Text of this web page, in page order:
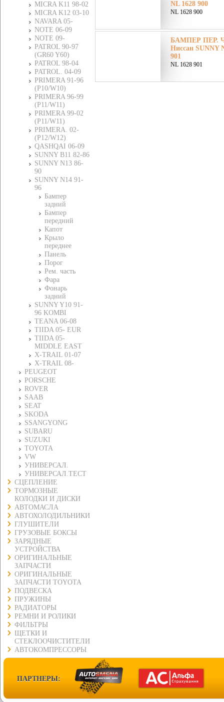
MICRA K11 98-02
MICRA K12 03-10
NAVARA 05-
NOTE 06-09
NOTE 09-
PATROL 90-97
(GR60 Y60)
PATROL 98-04
PATROL. 04-09
PRIMERA 91-96
(P10/W10)
PRIMERA 96-99
(P11/W11)
PRIMERA 99-02
(P11/W11)
PRIMERA. 02-
(P12/W12)
QASHQAI 06-09
SUNNY B11 82-86
SUNNY N13 86-
90
SUNNY N14 91-
96
Бампер
задний
Бампер
передний
Капот
Крыло
переднее
Панель
Порог
Рем. часть
Фара
Фонарь
задний
SUNNY Y10 91-
96 KOMBI
TEANA 06-08
TIIDA 05- EUR
TIIDA 05-
MIDDLE EAST
X-TRAIL 01-07
X-TRAIL 08-
PEUGEOT
PORSCHE
ROVER
SAAB
SEAT
SKODA
SSANGYONG
SUBARU
SUZUKI
TOYOTA
VW
УНИВЕРСАЛ.
УНИВЕРСАЛ.ТЕСТ
СЦЕПЛЕНИЕ
ТОРМОЗНЫЕ
КОЛОДКИ И ДИСКИ
АВТОМАСЛА
АВТОХОЛОДИЛЬНИКИ
ГЛУШИТЕЛИ
ГРУЗОВЫЕ БОКСЫ
ЗАРЯДНЫЕ
УСТРОЙСТВА
ОРИГИНАЛЬНЫЕ
ЗАПЧАСТИ
ОРИГИНАЛЬНЫЕ
ЗАПЧАСТИ TOYOTA
ПОДВЕСКА
ПРУЖИНЫ
РАДИАТОРЫ
РЕМНИ И РОЛИКИ
ФИЛЬТРЫ
ЩЕТКИ И
СТЕКЛООЧИСТИТЕЛИ
АВТОКОМПРЕССОРЫ
NL 1628 900
NL 1628 900
БАМПЕР ПЕР.
Ниссан SUNNY
901
NL 1628 901
ПАРТНЕРЫ: